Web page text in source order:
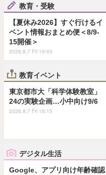
教育・受験
【夏休み2026】すぐ行けるイ
ベント情報おまとめ便＜8/9-
15開催＞
2026.8.7 Fri 19:45
教育イベント
東京都市大「科学体験教室」
24の実験企画…小中向け9/6
2026.8.7 Fri 18:15
デジタル生活
Google、アプリ向け年齢確認